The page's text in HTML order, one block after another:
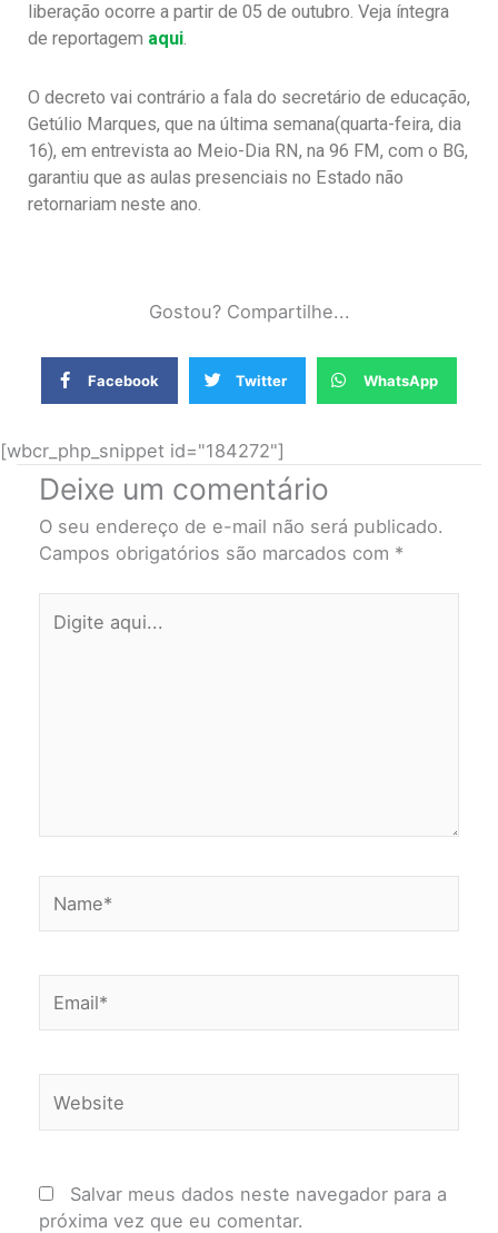
liberação ocorre a partir de 05 de outubro. Veja íntegra
de reportagem aqui.
O decreto vai contrário a fala do secretário de educação,
Getúlio Marques, que na última semana(quarta-feira, dia
16), em entrevista ao Meio-Dia RN, na 96 FM, com o BG,
garantiu que as aulas presenciais no Estado não
retornariam neste ano.
Gostou? Compartilhe...
Facebook Twitter WhatsApp
[wbcr_php_snippet id="184272"]
Deixe um comentário
O seu endereço de e-mail não será publicado.
Campos obrigatórios são marcados com *
aqui...
Salvar meus dados neste navegador para a
próxima vez que eu comentar.